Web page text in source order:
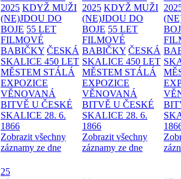
2025 KDYŽ MUŽI
(NE)JDOU DO
BOJE 55 LET
FILMOVÉ
BABIČKY ČESKÁ
SKALICE 450 LET
MĚSTEM STÁLÁ
EXPOZICE
VĚNOVANÁ
BITVĚ U ČESKÉ
SKALICE 28. 6.
1866
Zobrazit všechny
záznamy ze dne
2025 KDYŽ MUŽI
(NE)JDOU DO
BOJE 55 LET
FILMOVÉ
BABIČKY ČESKÁ
SKALICE 450 LET
MĚSTEM STÁLÁ
EXPOZICE
VĚNOVANÁ
BITVĚ U ČESKÉ
SKALICE 28. 6.
1866
Zobrazit všechny
záznamy ze dne
25